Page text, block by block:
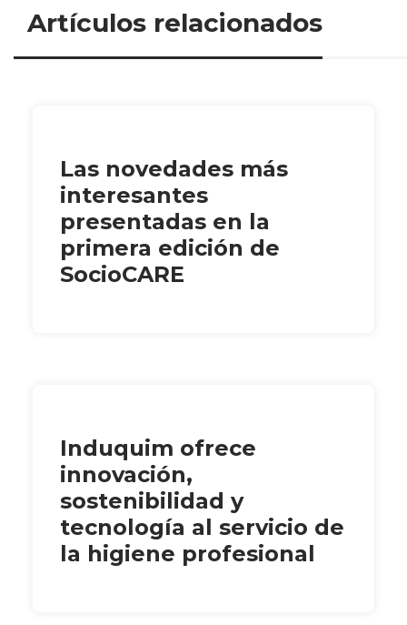
Artículos relacionados
Las novedades más
interesantes
presentadas en la
primera edición de
SocioCARE
Induquim ofrece
innovación,
sostenibilidad y
tecnología al servicio de
la higiene profesional